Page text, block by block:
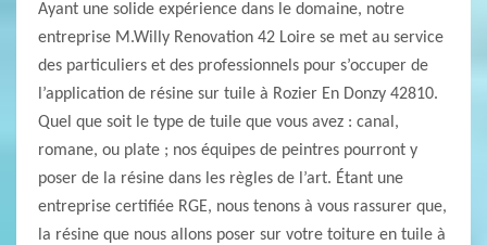
Ayant une solide expérience dans le domaine, notre
entreprise M.Willy Renovation 42 Loire se met au service
des particuliers et des professionnels pour s’occuper de
l’application de résine sur tuile à Rozier En Donzy 42810.
Quel que soit le type de tuile que vous avez : canal,
romane, ou plate ; nos équipes de peintres pourront y
poser de la résine dans les règles de l’art. Étant une
entreprise certifiée RGE, nous tenons à vous rassurer que,
la résine que nous allons poser sur votre toiture en tuile à